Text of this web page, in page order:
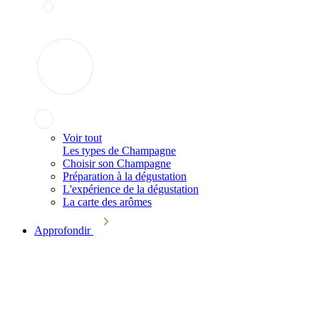
Voir tout
Les types de Champagne
Choisir son Champagne
Préparation à la dégustation
L'expérience de la dégustation
La carte des arômes
Approfondir